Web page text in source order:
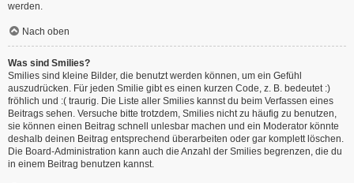
werden.
Nach oben
Was sind Smilies?
Smilies sind kleine Bilder, die benutzt werden können, um ein Gefühl
auszudrücken. Für jeden Smilie gibt es einen kurzen Code, z. B. bedeutet :)
fröhlich und :( traurig. Die Liste aller Smilies kannst du beim Verfassen eines
Beitrags sehen. Versuche bitte trotzdem, Smilies nicht zu häufig zu benutzen,
sie können einen Beitrag schnell unlesbar machen und ein Moderator könnte
deshalb deinen Beitrag entsprechend überarbeiten oder gar komplett löschen.
Die Board-Administration kann auch die Anzahl der Smilies begrenzen, die du
in einem Beitrag benutzen kannst.